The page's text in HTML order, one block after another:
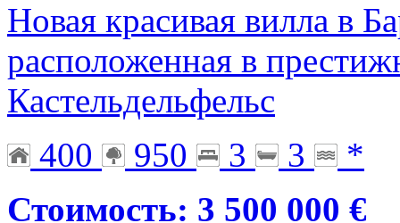
Новая красивая вилла в
расположенная в
Кастельдельфельс
400
950 3 3
*
Стоимость: 3 500 000 €